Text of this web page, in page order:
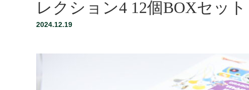
レクション4 12個BOXセット
2024.12.19